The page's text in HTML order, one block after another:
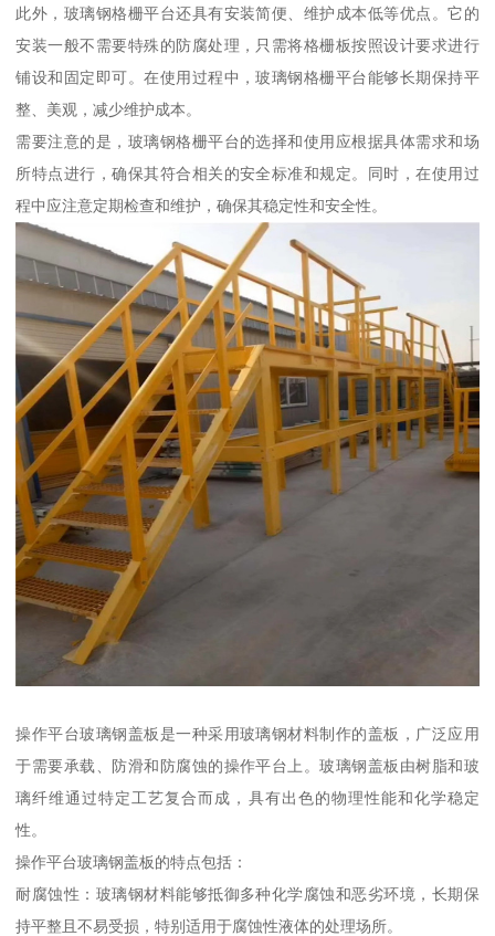
此外，玻璃钢格栅平台还具有安装简便、维护成本低等优点。它的
安装一般不需要特殊的防腐处理，只需将格栅板按照设计要求进行
铺设和固定即可。在使用过程中，玻璃钢格栅平台能够长期保持平
整、美观，减少维护成本。
需要注意的是，玻璃钢格栅平台的选择和使用应根据具体需求和场
所特点进行，确保其符合相关的安全标准和规定。同时，在使用过
程中应注意定期检查和维护，确保其稳定性和安全性。
操作平台玻璃钢盖板是一种采用玻璃钢材料制作的盖板，广泛应用
于需要承载、防滑和防腐蚀的操作平台上。玻璃钢盖板由树脂和玻
璃纤维通过特定工艺复合而成，具有出色的物理性能和化学稳定
性。
操作平台玻璃钢盖板的特点包括：
耐腐蚀性：玻璃钢材料能够抵御多种化学腐蚀和恶劣环境，长期保
持平整且不易受损，特别适用于腐蚀性液体的处理场所。